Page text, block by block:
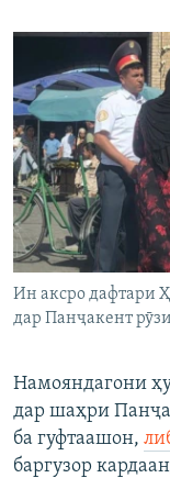
Ин аксро дафтари
дар Панҷакент
Намояндагони
дар шаҳри
ба гуфтаашон,
баргузор